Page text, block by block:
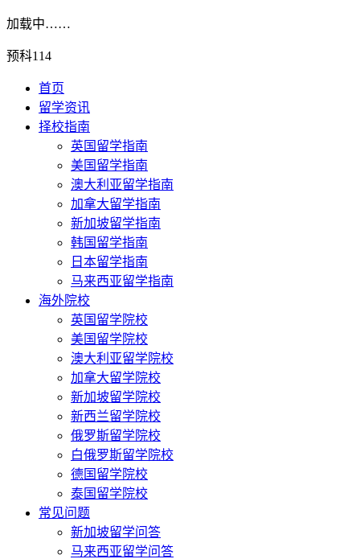
加载中……
预科114
首页
留学资讯
择校指南
英国留学指南
美国留学指南
澳大利亚留学指南
加拿大留学指南
新加坡留学指南
韩国留学指南
日本留学指南
马来西亚留学指南
海外院校
英国留学院校
美国留学院校
澳大利亚留学院校
加拿大留学院校
新加坡留学院校
新西兰留学院校
俄罗斯留学院校
白俄罗斯留学院校
德国留学院校
泰国留学院校
常见问题
新加坡留学问答
马来西亚留学问答